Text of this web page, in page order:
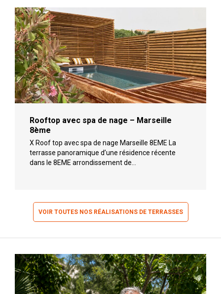
Rooftop avec spa de nage – Marseille
8ème
X Roof top avec spa de nage Marseille 8EME La
terrasse panoramique d’une résidence récente
dans le 8EME arrondissement de…
VOIR TOUTES NOS RÉALISATIONS DE TERRASSES